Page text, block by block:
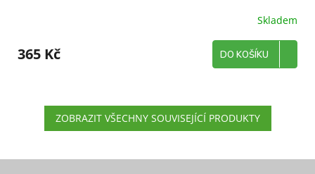
Skladem
365 Kč DO KOŠÍKU
ZOBRAZIT VŠECHNY SOUVISEJÍCÍ PRODUKTY